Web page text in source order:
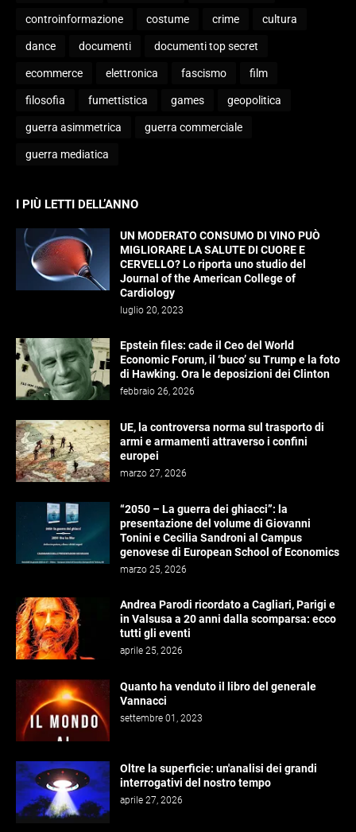
controinformazione costume crime cultura
dance documenti documenti top secret
ecommerce elettronica fascismo film
filosofia fumettistica games geopolitica
guerra asimmetrica guerra commerciale
guerra mediatica
I PIÙ LETTI DELL’ANNO
UN MODERATO CONSUMO DI VINO PUÒ
MIGLIORARE LA SALUTE DI CUORE E
CERVELLO? Lo riporta uno studio del
Journal of the American College of
Cardiology
luglio 20, 2023
Epstein files: cade il Ceo del World
Economic Forum, il ‘buco’ su Trump e la foto
di Hawking. Ora le deposizioni dei Clinton
febbraio 26, 2026
UE, la controversa norma sul trasporto di
armi e armamenti attraverso i confini
europei
marzo 27, 2026
“2050 – La guerra dei ghiacci”: la
presentazione del volume di Giovanni
Tonini e Cecilia Sandroni al Campus
genovese di European School of Economics
marzo 25, 2026
Andrea Parodi ricordato a Cagliari, Parigi e
in Valsusa a 20 anni dalla scomparsa: ecco
tutti gli eventi
aprile 25, 2026
Quanto ha venduto il libro del generale
Vannacci
settembre 01, 2023
Oltre la superficie: un'analisi dei grandi
interrogativi del nostro tempo
aprile 27, 2026